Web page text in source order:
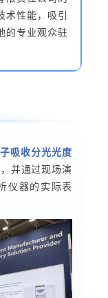
术性能，吸引
的专业观众驻
吸收分光光度
并通过现场演
仪器的实际表